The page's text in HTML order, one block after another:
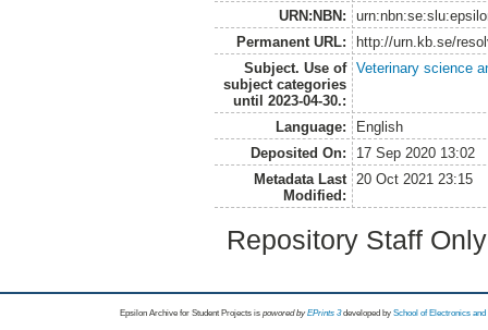
URN:NBN:
Permanent URL:
http://urn.kb.se/
Subject. Use of
subject categories
until 2023-04-30.:
Veterinary science
Language:
English
Deposited On:
17 Sep 2020 13:02
Metadata Last
Modified:
20 Oct 2021 23:15
Repository Staff
Epsilon Archive for Student Projects is powored byEPrints 3 developed by School of Electronics